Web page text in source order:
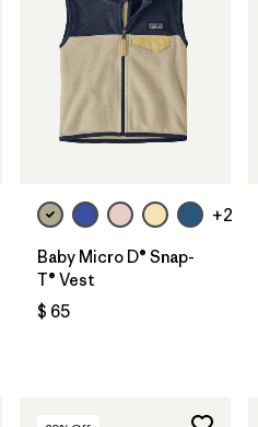
+2
Baby Micro D® Snap-
T® Vest
$ 65